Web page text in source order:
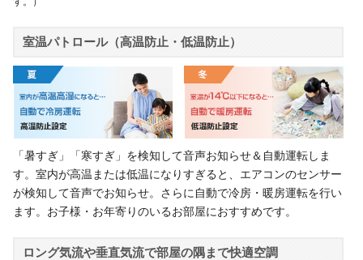
室温パトロール（高温防止・低温防止）
「暑すぎ」「寒すぎ」を検知して音声お知らせ＆自動運転しま
す。室内が高温または低温になりすぎると、エアコンのセンサー
が検知して音声でお知らせ。さらに自動で冷房・暖房運転を行い
ます。お子様・お年寄りのいるお部屋におすすめです。
ロング気流や垂直気流で部屋の隅まで快適空調